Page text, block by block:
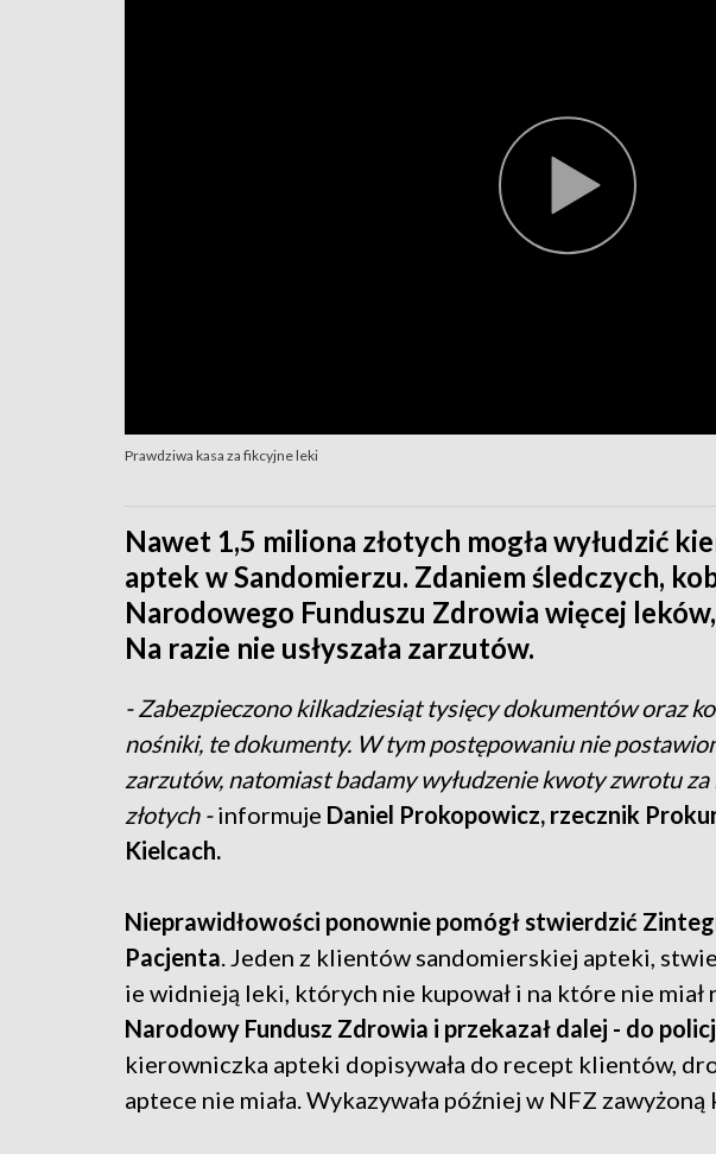
Prawdziwa kasa za fikcyjne leki
Nawet 1,5 miliona złotych mogła wyłudzić
aptek w Sandomierzu. Zdaniem śledczych,
Narodowego Funduszu Zdrowia więcej
Na razie nie usłyszała zarzutów.
- Zabezpieczono kilkadziesiąt tysięcy dokumentów oraz
nośniki, te dokumenty. W tym postępowaniu nie
zarzutów, natomiast badamy wyłudzenie kwoty zwrotu
złotych -informuje Daniel Prokopowicz, rzecznik
Kielcach.
Nieprawidłowości ponownie pomógł stwierdzić
Pacjenta . Jeden z klientów sandomierskiej apteki,
ie widnieją leki, których nie kupował i na które nie miał
Narodowy Fundusz Zdrowia i przekazał dalej - do
kierowniczka apteki dopisywała do recept klientów,
aptece nie miała. Wykazywała później w NFZ